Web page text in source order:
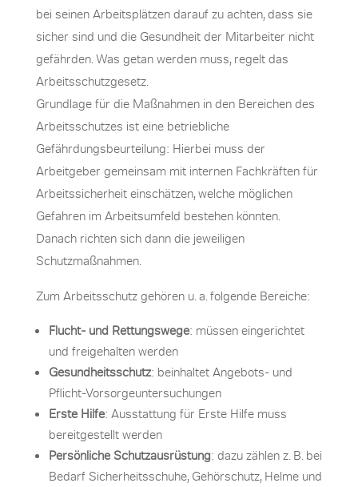
bei seinen Arbeitsplätzen darauf zu achten, dass sie
sicher sind und die Gesundheit der Mitarbeiter nicht
gefährden. Was getan werden muss, regelt das
Arbeitsschutzgesetz.
Grundlage für die Maßnahmen in den Bereichen des
Arbeitsschutzes ist eine betriebliche
Gefährdungsbeurteilung: Hierbei muss der
Arbeitgeber gemeinsam mit internen Fachkräften für
Arbeitssicherheit einschätzen, welche möglichen
Gefahren im Arbeitsumfeld bestehen könnten.
Danach richten sich dann die jeweiligen
Schutzmaßnahmen.
Zum Arbeitsschutz gehören u. a. folgende Bereiche:
Flucht- und Rettungswege: müssen eingerichtet
und freigehalten werden
Gesundheitsschutz: beinhaltet Angebots- und
Pflicht-Vorsorgeuntersuchungen
Erste Hilfe: Ausstattung für Erste Hilfe muss
bereitgestellt werden
Persönliche Schutzausrüstung: dazu zählen z. B. bei
Bedarf Sicherheitsschuhe, Gehörschutz, Helme und